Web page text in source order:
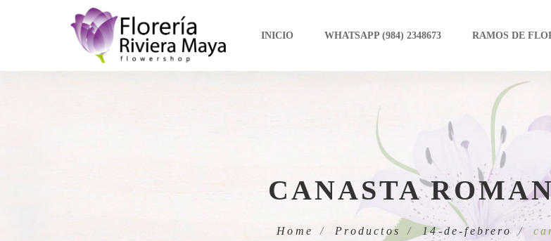
INICIO WHATSAPP (984) 2348673 RAMOS DE
CANASTA
Home Productos 14-de-febrero